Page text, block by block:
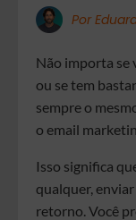
Por
Não importa se
ou se tem
sempre o
o email
Isso significa
qualquer,
retorno. Você